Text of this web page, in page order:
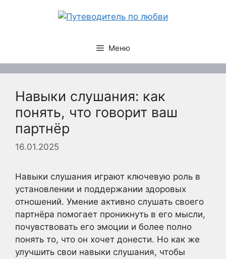
Меню
Навыки слушания: как
понять, что говорит ваш
партнёр
16.01.2025
Навыки слушания играют ключевую роль в
установлении и поддержании здоровых
отношений. Умение активно слушать своего
партнёра помогает проникнуть в его мысли,
почувствовать его эмоции и более полно
понять то, что он хочет донести. Но как же
улучшить свои навыки слушания, чтобы